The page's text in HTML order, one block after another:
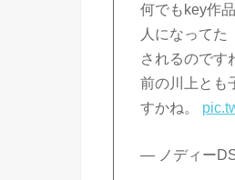
何でもkey作
人になってた
されるのです
前の川上とも
すかね。
— ノディー